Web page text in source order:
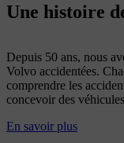
Une histoire
Depuis 50 ans, nous
Volvo accidentées.​
comprendre les
concevoir des
En savoir plus